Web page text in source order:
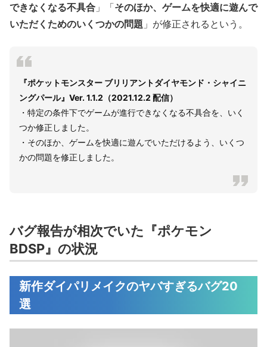
できなくなる不具合 」「そのほか、ゲームを快適に遊んで
いただくためのいくつかの問題 」が修正されるという。
『ポケットモンスター ブリリアントダイヤモンド・シャイニ
ングパール』Ver. 1.1.2（2021.12.2 配信）
・特定の条件下でゲームが進行できなくなる不具合を、いく
つか修正しました。
・そのほか、ゲームを快適に遊んでいただけるよう、いくつ
かの問題を修正しました。
バグ報告が相次でいた『ポケモン
BDSP』の状況
新作ダイパリメイクのヤバすぎるバグ20
選